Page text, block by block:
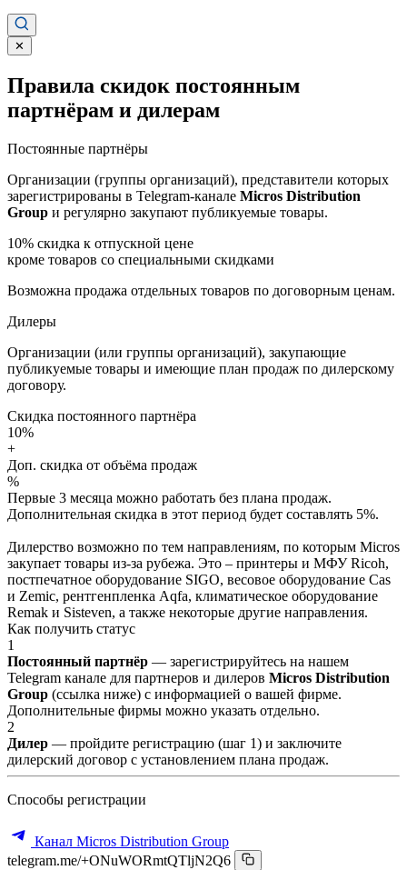
✕
Правила скидок постоянным
партнёрам и дилерам
Постоянные партнёры
Организации (группы организаций), представители которых
зарегистрированы в Telegram-канале Micros Distribution
Group и регулярно закупают публикуемые товары.
10% скидка к отпускной цене
кроме товаров со специальными скидками
Возможна продажа отдельных товаров по договорным ценам.
Дилеры
Организации (или группы организаций), закупающие
публикуемые товары и имеющие план продаж по дилерскому
договору.
Скидка постоянного партнёра
10%
+
Доп. скидка от объёма продаж
%
Первые 3 месяца можно работать без плана продаж.
Дополнительная скидка в этот период будет составлять 5%.
Дилерство возможно по тем направлениям, по которым Micros
закупает товары из-за рубежа. Это – принтеры и МФУ Ricoh,
постпечатное оборудование SIGO, весовое оборудование Cas
и Zemic, рентгенпленка Aqfa, климатическое оборудование
Remak и Sisteven, а также некоторые другие направления.
Как получить статус
1
Постоянный партнёр — зарегистрируйтесь на нашем
Telegram канале для партнеров и дилеров Micros Distribution
Group (ссылка ниже) с информацией о вашей фирме.
Дополнительные фирмы можно указать отдельно.
2
Дилер — пройдите регистрацию (шаг 1) и заключите
дилерский договор с установлением плана продаж.
Способы регистрации
Канал Micros Distribution Group
telegram.me/+ONuWORmtQTljN2Q6